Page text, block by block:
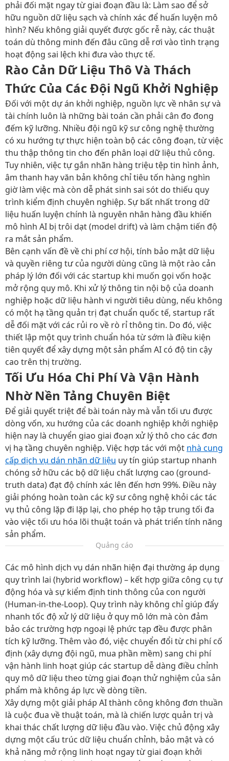
phải đối mặt ngay từ giai đoạn đầu là: Làm sao để sở
hữu nguồn dữ liệu sạch và chính xác để huấn luyện mô
hình? Nếu không giải quyết được gốc rễ này, các thuật
toán dù thông minh đến đâu cũng dễ rơi vào tình trạng
hoạt động sai lệch khi đưa vào thực tế.
Rào Cản Dữ Liệu Thô Và Thách
Thức Của Các Đội Ngũ Khởi Nghiệp
Đối với một dự án khởi nghiệp, nguồn lực về nhân sự và
tài chính luôn là những bài toán cần phải cân đo đong
đếm kỹ lưỡng. Nhiều đội ngũ kỹ sư công nghệ thường
có xu hướng tự thực hiện toàn bộ các công đoạn, từ việc
thu thập thông tin cho đến phân loại dữ liệu thủ công.
Tuy nhiên, việc tự gắn nhãn hàng triệu tệp tin hình ảnh,
âm thanh hay văn bản không chỉ tiêu tốn hàng nghìn
giờ làm việc mà còn dễ phát sinh sai sót do thiếu quy
trình kiểm định chuyên nghiệp. Sự bất nhất trong dữ
liệu huấn luyện chính là nguyên nhân hàng đầu khiến
mô hình AI bị trôi dạt (model drift) và làm chậm tiến độ
ra mắt sản phẩm.
Bên cạnh vấn đề về chi phí cơ hội, tính bảo mật dữ liệu
và quyền riêng tư của người dùng cũng là một rào cản
pháp lý lớn đối với các startup khi muốn gọi vốn hoặc
mở rộng quy mô. Khi xử lý thông tin nội bộ của doanh
nghiệp hoặc dữ liệu hành vi người tiêu dùng, nếu không
có một hạ tầng quản trị đạt chuẩn quốc tế, startup rất
dễ đối mặt với các rủi ro về rò rỉ thông tin. Do đó, việc
thiết lập một quy trình chuẩn hóa từ sớm là điều kiện
tiên quyết để xây dựng một sản phẩm AI có độ tin cậy
cao trên thị trường.
Tối Ưu Hóa Chi Phí Và Vận Hành
Nhờ Nền Tảng Chuyên Biệt
Để giải quyết triệt để bài toán này mà vẫn tối ưu được
dòng vốn, xu hướng của các doanh nghiệp khởi nghiệp
hiện nay là chuyển giao giai đoạn xử lý thô cho các đơn
vị hạ tầng chuyên nghiệp. Việc hợp tác với một nhà cung
cấp dịch vụ dán nhãn dữ liệu uy tín giúp startup nhanh
chóng sở hữu các bộ dữ liệu chất lượng cao (ground-
truth data) đạt độ chính xác lên đến hơn 99%. Điều này
giải phóng hoàn toàn các kỹ sư công nghệ khỏi các tác
vụ thủ công lặp đi lặp lại, cho phép họ tập trung tối đa
vào việc tối ưu hóa lõi thuật toán và phát triển tính năng
sản phẩm.
Quảng cáo
Các mô hình dịch vụ dán nhãn hiện đại thường áp dụng
quy trình lai (hybrid workflow) – kết hợp giữa công cụ tự
động hóa và sự kiểm định tinh thông của con người
(Human-in-the-Loop). Quy trình này không chỉ giúp đẩy
nhanh tốc độ xử lý dữ liệu ở quy mô lớn mà còn đảm
bảo các trường hợp ngoại lệ phức tạp đều được phân
tích kỹ lưỡng. Thêm vào đó, việc chuyển đổi từ chi phí cố
định (xây dựng đội ngũ, mua phần mềm) sang chi phí
vận hành linh hoạt giúp các startup dễ dàng điều chỉnh
quy mô dữ liệu theo từng giai đoạn thử nghiệm của sản
phẩm mà không áp lực về dòng tiền.
Xây dựng một giải pháp AI thành công không đơn thuần
là cuộc đua về thuật toán, mà là chiến lược quản trị và
khai thác chất lượng dữ liệu đầu vào. Việc chủ động xây
dựng một cấu trúc dữ liệu chuẩn chỉnh, bảo mật và có
khả năng mở rộng linh hoạt ngay từ giai đoạn khởi